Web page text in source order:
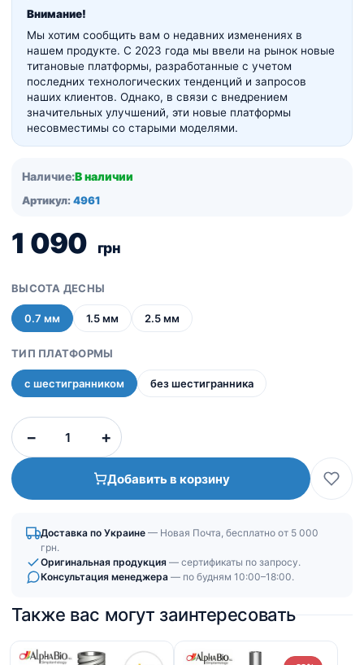
Внимание!
Мы хотим сообщить вам о недавних изменениях в
нашем продукте. С 2023 года мы ввели на рынок новые
титановые платформы, разработанные с учетом
последних технологических тенденций и запросов
наших клиентов. Однако, в связи с внедрением
значительных улучшений, эти новые платформы
несовместимы со старыми моделями.
Наличие:В наличии
Артикул: 4961
1 090 грн
ВЫСОТА ДЕСНЫ
0.7 мм 1.5 мм 2.5 мм
ТИП ПЛАТФОРМЫ
с шестигранником без шестигранника
−
Количество
товара
платформа
|
соединение
(IH)
+
Добавить в корзину
Доставка по Украине — Новая Почта, бесплатно от 5 000
грн.
Оригинальная продукция — сертификаты по запросу.
Консультация менеджера — по будням 10:00–18:00.
Также вас могут заинтересовать